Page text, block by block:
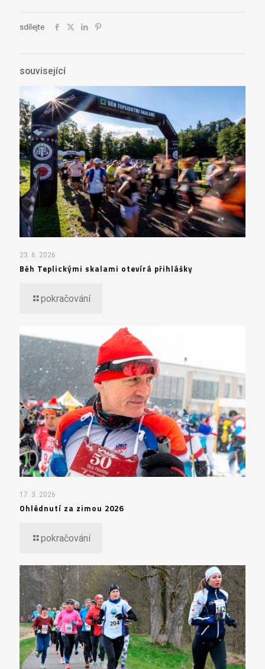
sdílejte
související
23. 6. 2026
Běh Teplickými skalami otevírá přihlášky
pokračování
17. 3. 2026
Ohlédnutí za zimou 2026
pokračování